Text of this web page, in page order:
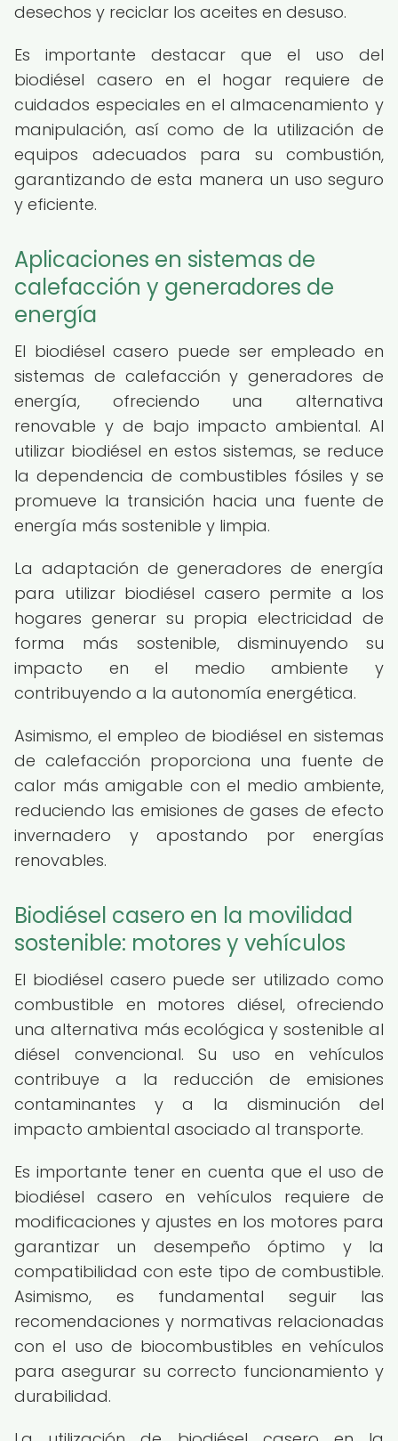
desechos y reciclar los aceites en desuso.
Es importante destacar que el uso del
biodiésel casero en el hogar requiere de
cuidados especiales en el almacenamiento y
manipulación, así como de la utilización de
equipos adecuados para su combustión,
garantizando de esta manera un uso seguro
y eficiente.
Aplicaciones en sistemas de
calefacción y generadores de
energía
El biodiésel casero puede ser empleado en
sistemas de calefacción y generadores de
energía, ofreciendo una alternativa
renovable y de bajo impacto ambiental. Al
utilizar biodiésel en estos sistemas, se reduce
la dependencia de combustibles fósiles y se
promueve la transición hacia una fuente de
energía más sostenible y limpia.
La adaptación de generadores de energía
para utilizar biodiésel casero permite a los
hogares generar su propia electricidad de
forma más sostenible, disminuyendo su
impacto en el medio ambiente y
contribuyendo a la autonomía energética.
Asimismo, el empleo de biodiésel en sistemas
de calefacción proporciona una fuente de
calor más amigable con el medio ambiente,
reduciendo las emisiones de gases de efecto
invernadero y apostando por energías
renovables.
Biodiésel casero en la movilidad
sostenible: motores y vehículos
El biodiésel casero puede ser utilizado como
combustible en motores diésel, ofreciendo
una alternativa más ecológica y sostenible al
diésel convencional. Su uso en vehículos
contribuye a la reducción de emisiones
contaminantes y a la disminución del
impacto ambiental asociado al transporte.
Es importante tener en cuenta que el uso de
biodiésel casero en vehículos requiere de
modificaciones y ajustes en los motores para
garantizar un desempeño óptimo y la
compatibilidad con este tipo de combustible.
Asimismo, es fundamental seguir las
recomendaciones y normativas relacionadas
con el uso de biocombustibles en vehículos
para asegurar su correcto funcionamiento y
durabilidad.